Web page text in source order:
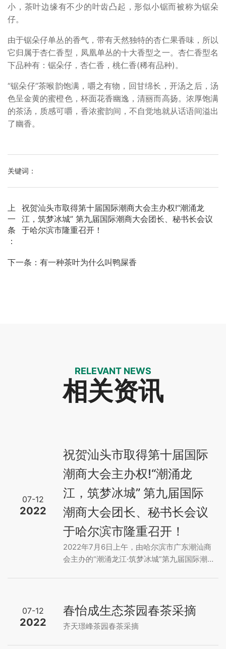
小，茶叶边缘有不少的叶齿凸起，形似小锯而被称为锯朵
仔。
由于锯朵仔单丛的香气，带有天然独特的杏仁果香味，所以
它归属于杏仁香型，凤凰单丛的十大香型之一。杏仁香型名
下品种有：锯朵仔，杏仁香，桃仁香(稀有品种)。
“锯朵仔”茶喉韵饱满，嚼之有物，回甘绵长，开汤之后，汤
色呈金黄的蜜橙色，杯面花香幽逸，清丽而高扬。浓厚饱满
的茶汤，质感可嚼，香浓蜜韵间，不自觉地就从话语间溢出
了幽香。
上
一
条
：
祝贺汕头市取得第十届国际潮商大会主办权!“潮涌龙
江，筑梦冰城” 第九届国际潮商大会团长、秘书长会议
于哈尔滨市隆重召开！
下一条： 有一种茶叶为什么叫鸭屎香
RELEVANT NEWS
相关资讯
07-12
2022
祝贺汕头市取得第十届国际
潮商大会主办权!“潮涌龙
江，筑梦冰城” 第九届国际
潮商大会团长、秘书长会议
于哈尔滨市隆重召开！
2022年7月6日上午，由哈尔滨市广东潮汕商
会主办的“潮涌龙江·筑梦冰城”第九届国际潮
地潮商领袖200余人齐聚一堂，共同商议第九
届国际潮商大会的各项会议相关事宜。
07-12
2022
春怡成生态茶园春茶采摘
齐天璟峰茶园春茶采摘